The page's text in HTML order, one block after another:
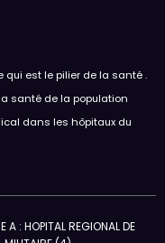
qui est le pilier de la santé .
santé de la population
dans les hôpitaux du
A : HOPITAL REGIONAL DE